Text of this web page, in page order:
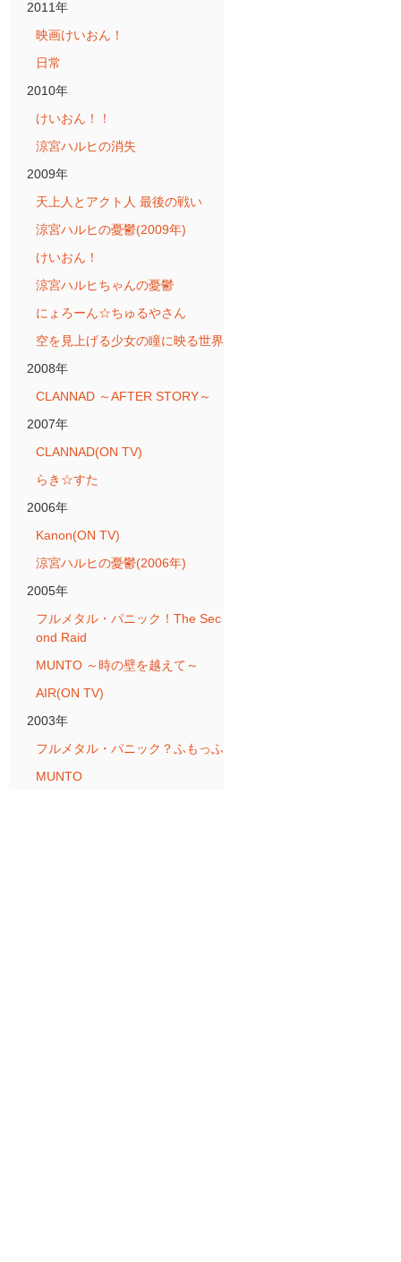
2011年
映画けいおん！
日常
2010年
けいおん！！
涼宮ハルヒの消失
2009年
天上人とアクト人 最後の戦い
涼宮ハルヒの憂鬱(2009年)
けいおん！
涼宮ハルヒちゃんの憂鬱
にょろーん☆ちゅるやさん
空を見上げる少女の瞳に映る世界
2008年
CLANNAD ～AFTER STORY～
2007年
CLANNAD(ON TV)
らき☆すた
2006年
Kanon(ON TV)
涼宮ハルヒの憂鬱(2006年)
2005年
フルメタル・パニック！The Sec
ond Raid
MUNTO ～時の壁を越えて～
AIR(ON TV)
2003年
フルメタル・パニック？ふもっふ
MUNTO